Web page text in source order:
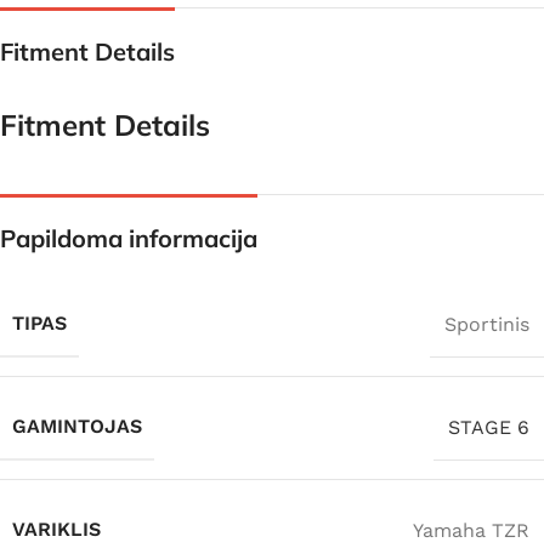
Fitment Details
Fitment Details
Papildoma informacija
TIPAS Sportinis
GAMINTOJAS STAGE 6
VARIKLIS Yamaha TZR